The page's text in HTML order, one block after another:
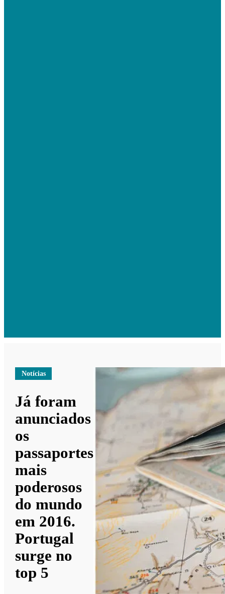
Notícias
Já foram
anunciados
os
passaportes
mais
poderosos
do mundo
em 2016.
Portugal
surge no
top 5